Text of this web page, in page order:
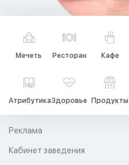
Мечеть Ресторан Кафе
АтрибутикаЗдоровье Продукты
Реклама
Кабинет заведения